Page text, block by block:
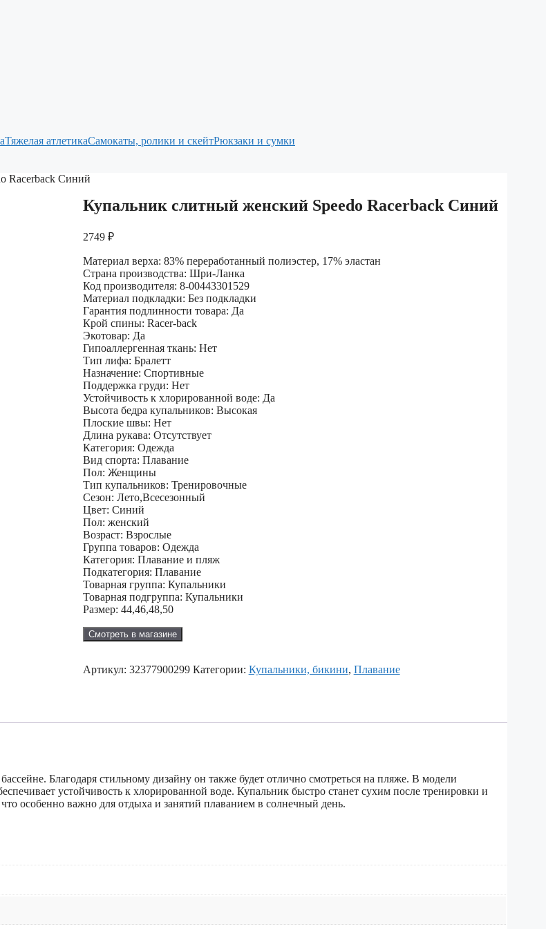
Тяжелая атлетикаСамокаты, ролики и скейтРюкзаки и сумки
Racerback Синий
Купальник слитный женский Speedo Racerback Синий
2749 ₽
Материал верха: 83% переработанный полиэстер, 17% эластан
Страна производства: Шри-Ланка
Код производителя: 8-00443301529
Материал подкладки: Без подкладки
Гарантия подлинности товара: Да
Крой спины: Racer-back
Экотовар: Да
Гипоаллергенная ткань: Нет
Тип лифа​: Бралетт
Назначение: Спортивные
Поддержка груди: Нет
Устойчивость к хлорированной воде: Да
Высота бедра купальников: Высокая
Плоские швы: Нет
Длина рукава: Отсутствует
Категория: Одежда
Вид спорта: Плавание
Пол: Женщины
Тип купальников: Тренировочные
Сезон: Лето,Всесезонный
Цвет: Синий
Пол: женский
Возраст: Взрослые
Группа товаров: Одежда
Категория: Плавание и пляж
Подкатегория: Плавание
Товарная группа: Купальники
Товарная подгруппа: Купальники
Размер: 44,46,48,50
Смотреть в магазине
Артикул: 32377900299 Категории: Купальники, бикини, Плавание
Благодаря стильному дизайну он также будет отлично смотреться на пляже. В модели
устойчивость к хлорированной воде. Купальник быстро станет сухим после тренировки и
особенно важно для отдыха и занятий плаванием в солнечный день.